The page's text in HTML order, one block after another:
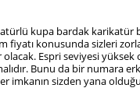
kupa bardak karikatür
fiyatı konusunda sizleri
olacak. Espri seviyesi
Bunu da bir numara
imkanın sizden yana